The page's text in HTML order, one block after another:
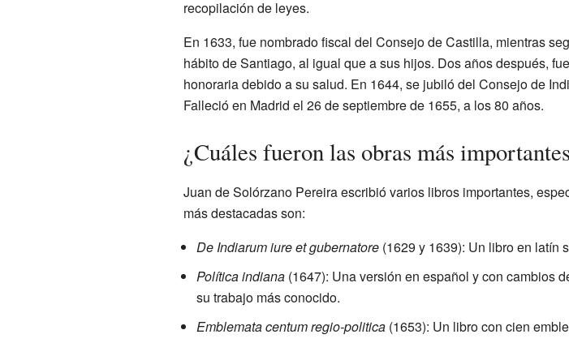
recopilación de leyes.
En 1633, fue nombrado fiscal del Consejo de Castilla, mientras
hábito de Santiago, al igual que a sus hijos. Dos años después,
honoraria debido a su salud. En 1644, se jubiló del Consejo de
Falleció en Madrid el 26 de septiembre de 1655, a los 80 años.
¿Cuáles fueron las obras más
Juan de Solórzano Pereira escribió varios libros importantes,
más destacadas son:
De Indiarum iure et gubernatore(1629 y 1639): Un libro en latín
Política indiana(1647): Una versión en español y con cambios
su trabajo más conocido.
Emblemata centum regio-politica(1653): Un libro con cien